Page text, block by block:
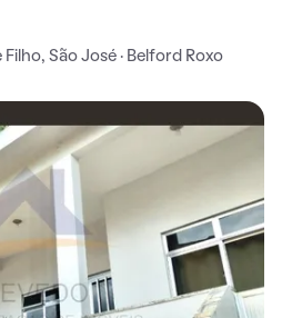
São José · Belford Roxo